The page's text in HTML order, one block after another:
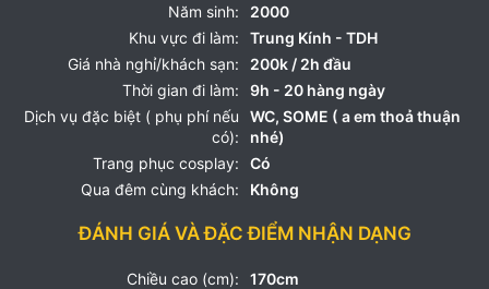
Năm sinh:
2000
Khu vực đi làm:
Trung Kính - TDH
Giá nhà nghỉ/khách sạn:
200k / 2h đầu
Thời gian đi làm:
9h - 20 hàng ngày
Dịch vụ đặc biệt ( phụ phí nếu
có):
WC, SOME ( a em thoả thuận
nhé)
Trang phục cosplay:
Có
Qua đêm cùng khách:
Không
ĐÁNH GIÁ VÀ ĐẶC ĐIỂM NHẬN DẠNG
Chiều cao (cm):
170cm